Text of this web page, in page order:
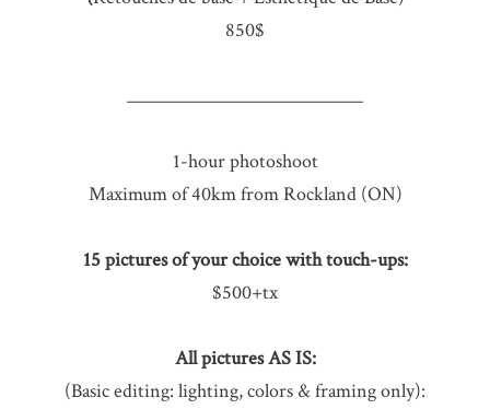
850$
___________________________
1-hour photoshoot
Maximum of 40km from Rockland (ON)
15 pictures of your choice with touch-ups:
$500+tx
All pictures AS IS:
(Basic editing: lighting, colors & framing only):